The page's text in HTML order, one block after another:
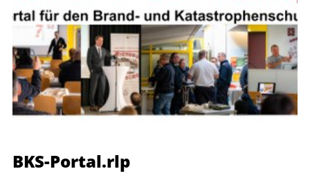
BKS-Portal.rlp